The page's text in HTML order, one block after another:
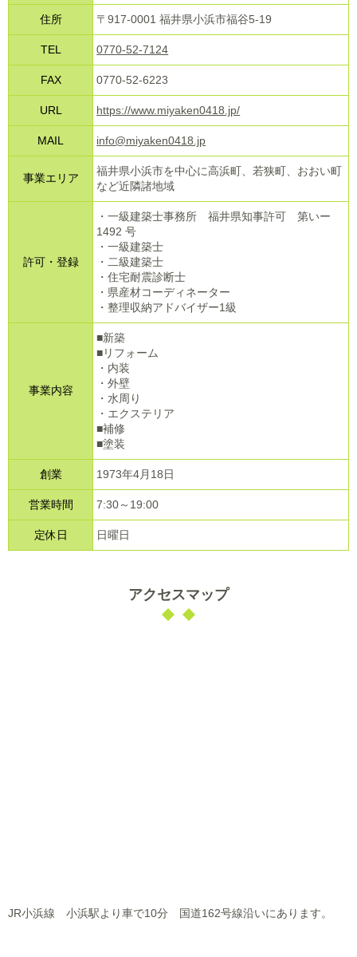
住所 〒917-0001福井県小浜市福谷5-19
TEL 0770-52-7124
FAX 0770-52-6223
URL https://www.miyaken0418.jp/
MAIL info@miyaken0418.jp
事業エリア
福井県小浜市を中心に高浜町、若狭町、おおい町
など近隣諸地域
許可・登録
・一級建築士事務所 福井県知事許可 第いー
1492 号
・一級建築士
・二級建築士
・住宅耐震診断士
・県産材コーディネーター
・整理収納アドバイザー1級
事業内容
■新築
■リフォーム
・内装
・外壁
・水周り
・エクステリア
■補修
■塗装
創業 1973年4月18日
営業時間 7:30～ 19:00
定休日 日曜日
アクセスマップ
JR小浜線 小浜駅より車で10分 国道162号線沿いにあります。